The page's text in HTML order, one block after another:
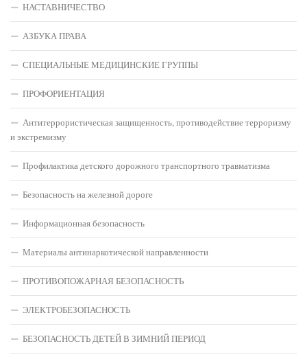
НАСТАВНИЧЕСТВО
АЗБУКА ПРАВА
СПЕЦИАЛЬНЫЕ МЕДИЦИНСКИЕ ГРУППЫ
ПРОФОРИЕНТАЦИЯ
Антитеррористическая защищенность, противодействие терроризму
и экстремизму
Профилактика детского дорожного транспортного травматизма
Безопасность на железной дороге
Информационная безопасность
Материалы антинаркотической направленности
ПРОТИВОПОЖАРНАЯ БЕЗОПАСНОСТЬ
ЭЛЕКТРОБЕЗОПАСНОСТЬ
БЕЗОПАСНОСТЬ ДЕТЕЙ В ЗИМНИЙ ПЕРИОД